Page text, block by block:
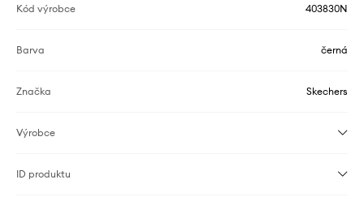
Kód výrobce 403830N
Barva černá
Značka Skechers
Výrobce
ID produktu